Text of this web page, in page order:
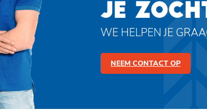
JE
WE HELPEN JE
NEEM CONTACT OP